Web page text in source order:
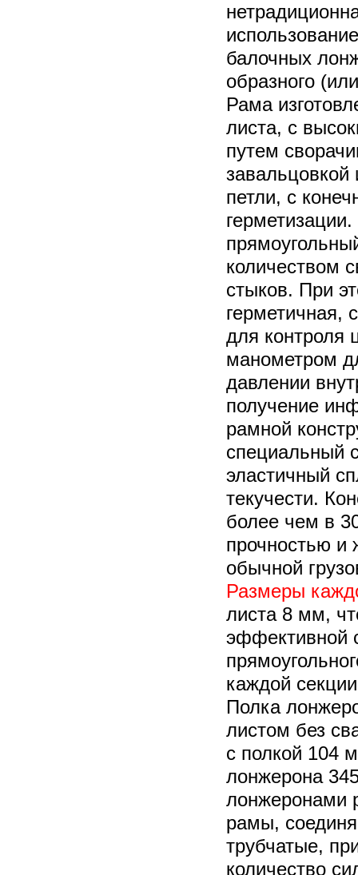
балочных
образного
Рама
листа, с
путем
завальцовкой
петли, с
количеством
стыков. При
герметичная,
для контроля
манометром
давлении
получение
рамной
специальный
эластичный
текучести.
более чем в
прочностью и
обычной
Размеры
листа 8 мм,
эффективной
каждой
Полка
листом без
с полкой 104
лонжерона
лонжеронами
рамы,
трубчатые,
количество